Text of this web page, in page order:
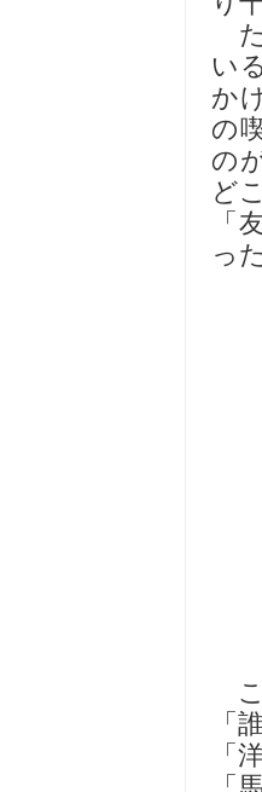
た
い
か
の
の
ど
「
っ
こ
「
「